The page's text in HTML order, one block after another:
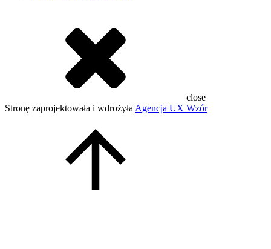
close
Stronę zaprojektowała i wdrożyła Agencja UX Wzór